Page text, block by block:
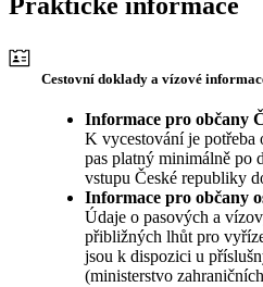
Praktické informace
Cestovní doklady a vízové
Informace pro občany
K vycestování je potřeba
pas platný minimálně po
vstupu České republiky
Informace pro občany
Údaje o pasových a
přibližných lhůt pro
jsou k dispozici u
(ministerstvo